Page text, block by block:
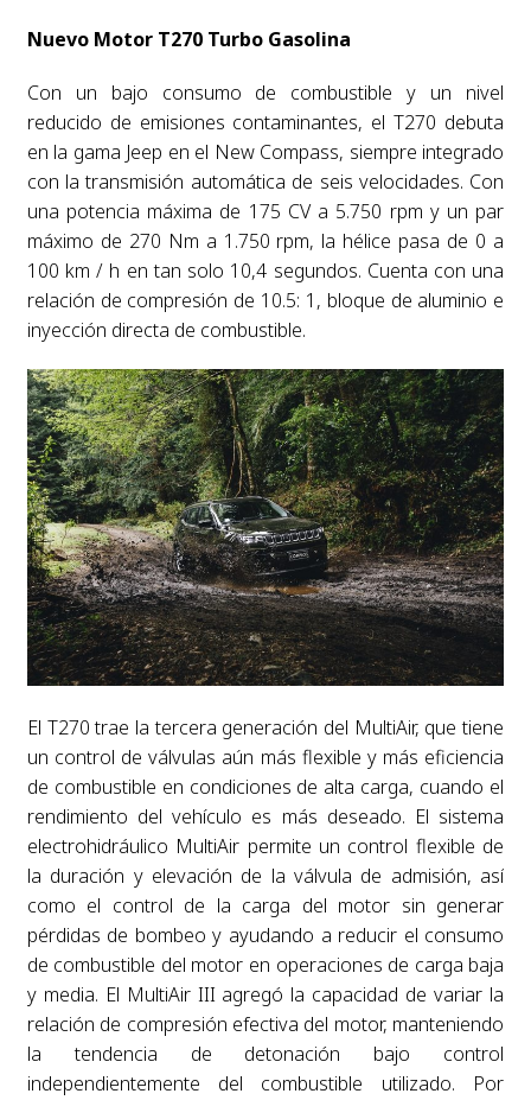
Nuevo Motor T270 Turbo Gasolina
Con un bajo consumo de combustible y un nivel
reducido de emisiones contaminantes, el T270 debuta
en la gama Jeep en el New Compass, siempre integrado
con la transmisión automática de seis velocidades. Con
una potencia máxima de 175 CV a 5.750 rpm y un par
máximo de 270 Nm a 1.750 rpm, la hélice pasa de 0 a
100 km / h en tan solo 10,4 segundos. Cuenta con una
relación de compresión de 10.5: 1, bloque de aluminio e
inyección directa de combustible.
El T270 trae la tercera generación del MultiAir, que tiene
un control de válvulas aún más flexible y más eficiencia
de combustible en condiciones de alta carga, cuando el
rendimiento del vehículo es más deseado. El sistema
electrohidráulico MultiAir permite un control flexible de
la duración y elevación de la válvula de admisión, así
como el control de la carga del motor sin generar
pérdidas de bombeo y ayudando a reducir el consumo
de combustible del motor en operaciones de carga baja
y media. El MultiAir III agregó la capacidad de variar la
relación de compresión efectiva del motor, manteniendo
la tendencia de detonación bajo control
independientemente del combustible utilizado. Por